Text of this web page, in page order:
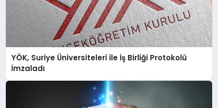
YÖK, Suriye Üniversiteleri ile İş Birliği Protokolü
İmzaladı